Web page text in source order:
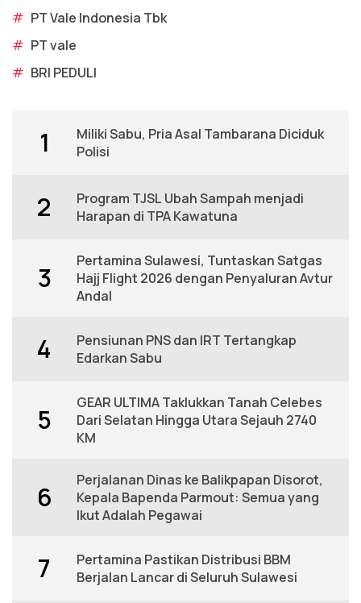
# PT Vale Indonesia Tbk
# PT vale
# BRI PEDULI
1
Miliki Sabu, Pria Asal Tambarana Diciduk
Polisi
2
Program TJSL Ubah Sampah menjadi
Harapan di TPA Kawatuna
3
Pertamina Sulawesi, Tuntaskan Satgas
Hajj Flight 2026 dengan Penyaluran Avtur
Andal
4
Pensiunan PNS dan IRT Tertangkap
Edarkan Sabu
5
GEAR ULTIMA Taklukkan Tanah Celebes
Dari Selatan Hingga Utara Sejauh 2740
KM
6
Perjalanan Dinas ke Balikpapan Disorot,
Kepala Bapenda Parmout: Semua yang
Ikut Adalah Pegawai
7
Pertamina Pastikan Distribusi BBM
Berjalan Lancar di Seluruh Sulawesi